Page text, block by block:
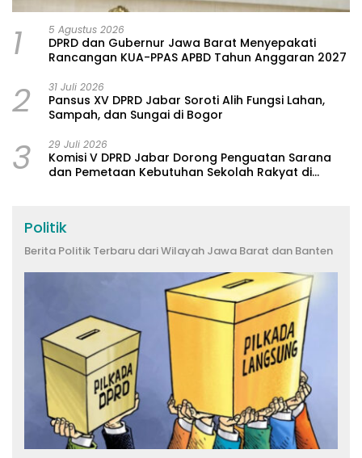
1 5 Agustus 2026
DPRD dan Gubernur Jawa Barat Menyepakati
Rancangan KUA-PPAS APBD Tahun Anggaran 2027
2 31 Juli 2026
Pansus XV DPRD Jabar Soroti Alih Fungsi Lahan,
Sampah, dan Sungai di Bogor
3 29 Juli 2026
Komisi V DPRD Jabar Dorong Penguatan Sarana
dan Pemetaan Kebutuhan Sekolah Rakyat di
Politik
Berita Politik Terbaru dari Wilayah Jawa Barat dan Banten